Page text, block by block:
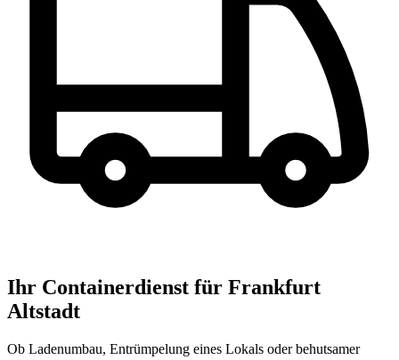
Ihr Containerdienst für Frankfurt
Altstadt
Ob Ladenumbau, Entrümpelung eines Lokals oder behutsamer